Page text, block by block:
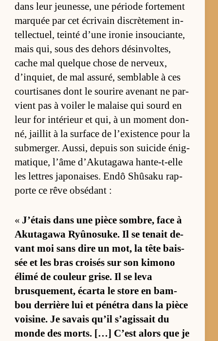
dans leur jeu­nes­se, une pé­riode for­te­ment
marquée par cet écri­vain dis­crè­te­ment in­
tel­lec­tuel, teinté d’une iro­nie in­sou­cian­te,
mais qui, sous des de­hors dé­sin­vol­tes,
cache mal quelque chose de ner­veux,
d’inquiet, de mal as­su­ré, sem­blable à ces
cour­ti­sanes dont le sou­rire ave­nant ne par­
vient pas à voi­ler le ma­laise qui sourd en
leur for in­té­rieur et qui, à un mo­ment don­
né, jaillit à la sur­face de l’exis­tence pour la
sub­mer­ger. Aus­si, de­puis son sui­cide énig­
ma­tique, l’âme d’Aku­ta­gawa hante-t-elle
les lettres ja­po­naises. Endô Shû­saku rap­
porte ce rêve ob­sé­dant :
« J’étais dans une pièce som­bre, face à
Aku­ta­gawa Ryû­no­suke. Il se te­nait de­
vant moi sans dire un mot, la tête bais­
sée et les bras croi­sés sur son ki­mono
élimé de cou­leur grise. Il se leva
brusque­ment, écarta le store en bam­
bou der­rière lui et pé­né­tra dans la pièce
voi­sine. Je sa­vais qu’il s’agis­sait du
monde des morts. […] C’est alors que je